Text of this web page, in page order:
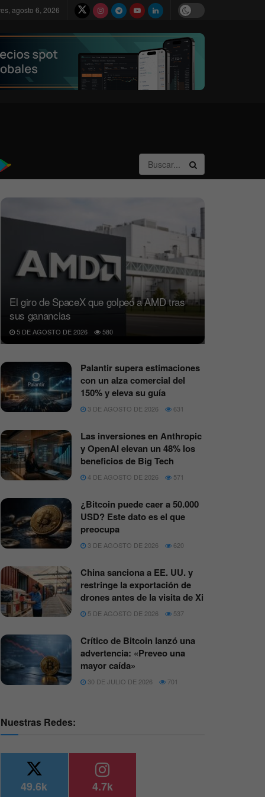
agosto 6, 2026
El giro de SpaceX que golpeó a AMD tras
sus ganancias
5 DE AGOSTO DE 2026 580
Palantir supera estimaciones
con un alza comercial del
150% y eleva su guía
3 DE AGOSTO DE 2026 631
Las inversiones en Anthropic
y OpenAI elevan un 48% los
beneficios de Big Tech
4 DE AGOSTO DE 2026 571
¿Bitcoin puede caer a 50.000
USD? Este dato es el que
preocupa
3 DE AGOSTO DE 2026 620
China sanciona a EE. UU. y
restringe la exportación de
drones antes de la visita de Xi
5 DE AGOSTO DE 2026 537
Crítico de Bitcoin lanzó una
advertencia: «Preveo una
mayor caída»
30 DE JULIO DE 2026 701
Nuestras Redes:
49.6k 4.7k